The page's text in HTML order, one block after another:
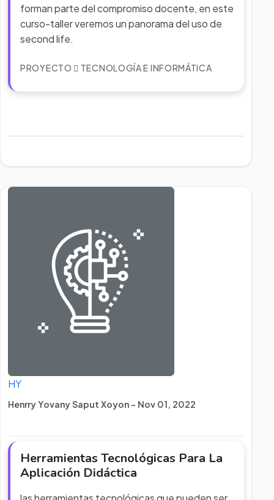
forman parte del compromiso docente, en este
curso-taller veremos un panorama del uso de
second life.
PROYECTO TECNOLOGÍA E INFORMÁTICA
HY
Henrry Yovany Saput Xoyon - Nov 01, 2022
Herramientas Tecnológicas Para La
Aplicación Didáctica